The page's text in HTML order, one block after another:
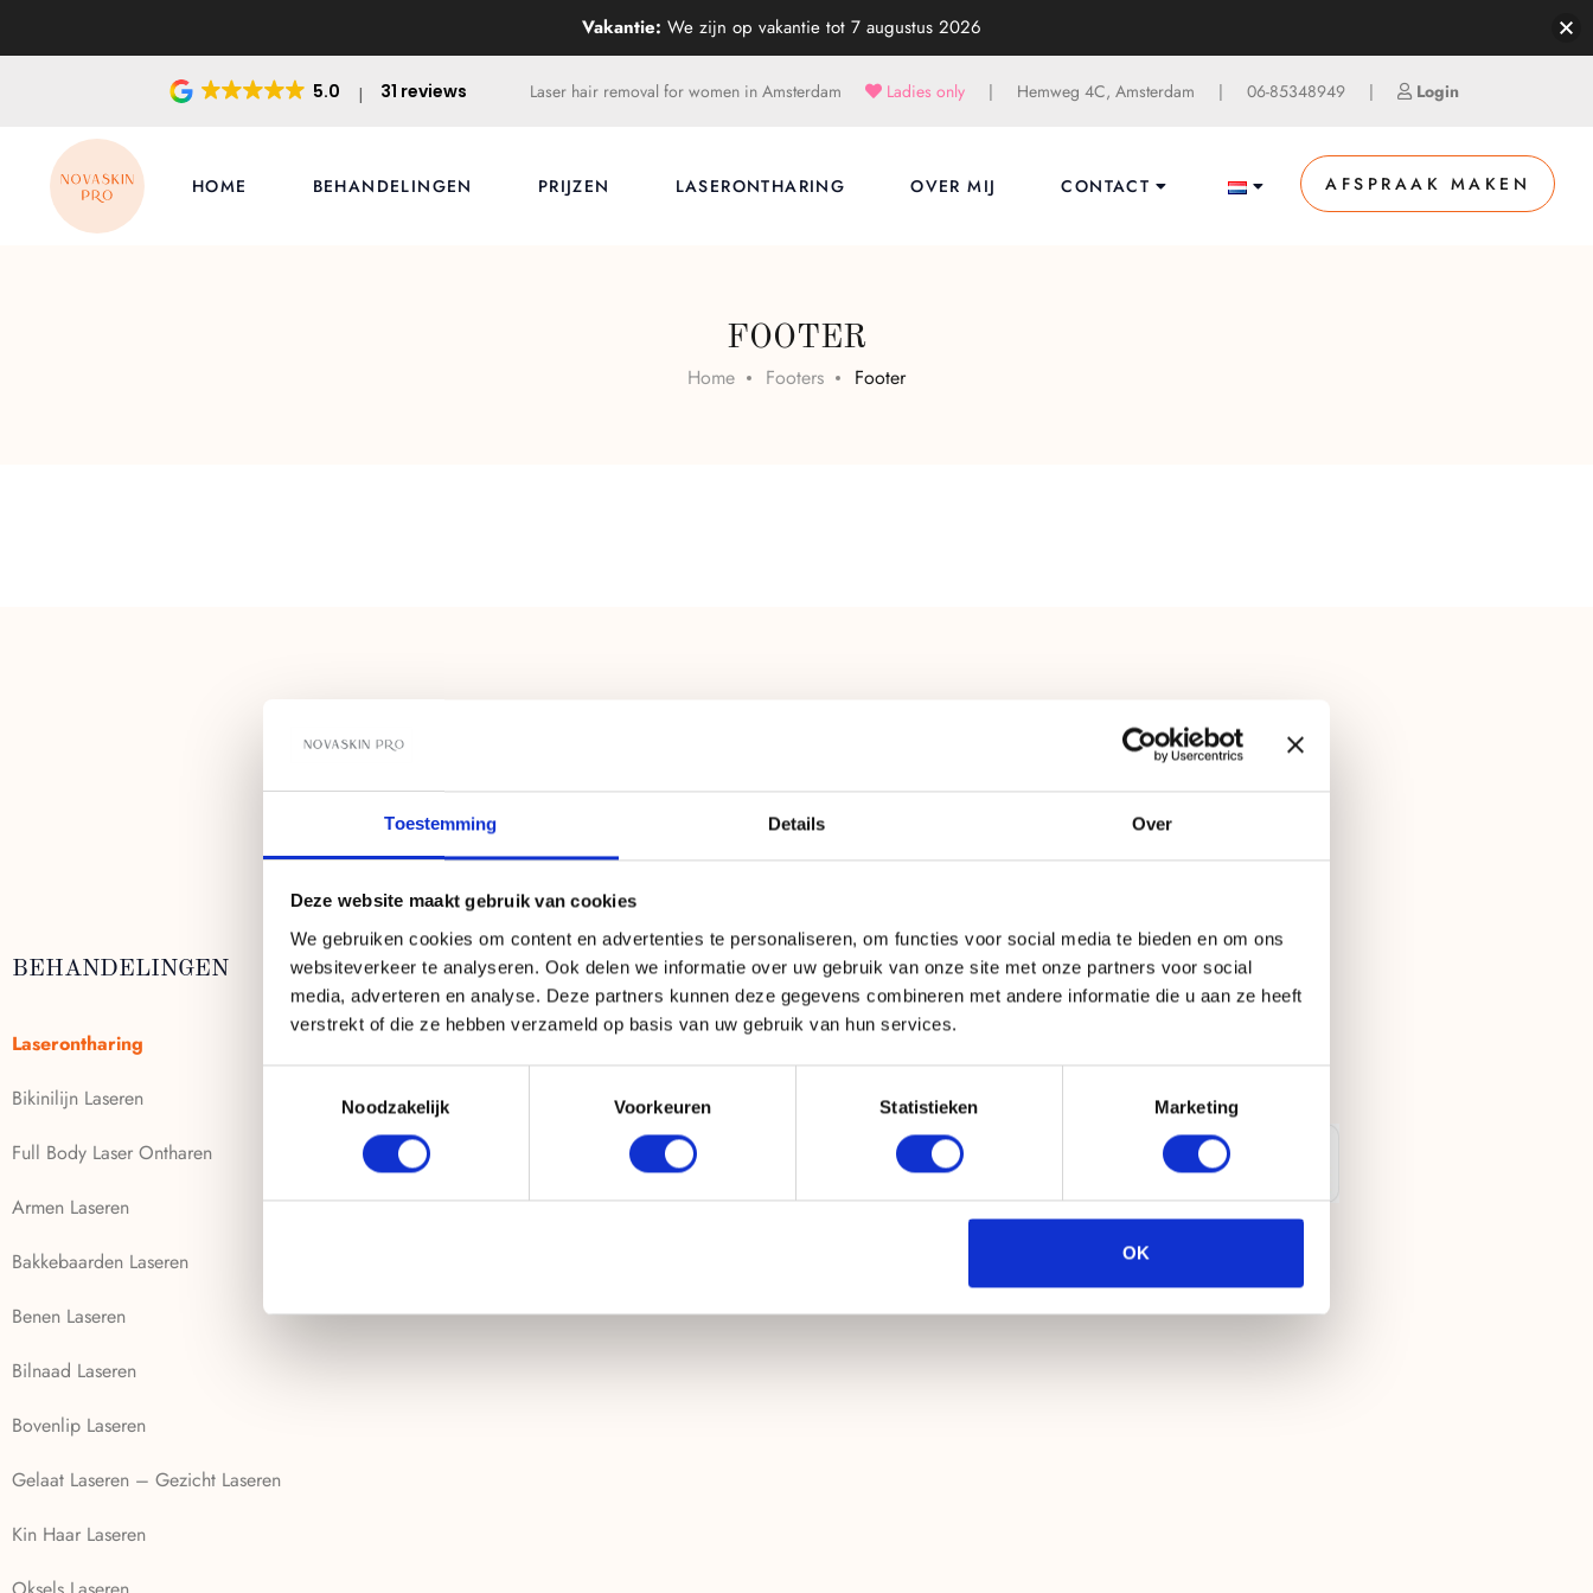
Toestemming Details Over
Deze website maakt gebruik van cookies
We gebruiken cookies om content en advertenties te personaliseren, om functies voor social media te bieden en om ons
websiteverkeer te analyseren. Ook delen we informatie over uw gebruik van onze site met onze partners voor social
media, adverteren en analyse. Deze partners kunnen deze gegevens combineren met andere informatie die u aan ze heeft
verstrekt of die ze hebben verzameld op basis van uw gebruik van hun services.
Noodzakelijk
Voorkeuren Statistieken Marketing
OK
5.0 31 reviews Laser hair removal for women in Amsterdam Ladies only | Hemweg 4C, Amsterdam | 06-85348949 | Login
HOME BEHANDELINGEN PRIJZEN LASERONTHARING OVER MIJ CONTACT AFSPRAAK MAKEN
FOOTER
Home Footers Footer
BEHANDELINGEN
Laserontharing
Bikinilijn Laseren
Full Body Laser Ontharen
Armen Laseren
Bakkebaarden Laseren
Benen Laseren
Bilnaad Laseren
Bovenlip Laseren
Gelaat Laseren – Gezicht Laseren
Kin Haar Laseren
ZAKELIJK
Diode Ice Laser Kopen of Leasen
CONTACT
Nieuwe Hemweg 4c
info@novaskinpro.nl
OPENINGSTIJDEN
Vakantie: We zijn op vakantie tot 7 augustus 2026